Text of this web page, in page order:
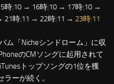
時:10 → 16時:10 → 17時:10 →
21時:11 → 22時:11 → 23時:11
ム「Nicheシンドローム」に収
のCMソングに起用されて
トップソングの1位を獲
ーが続く。